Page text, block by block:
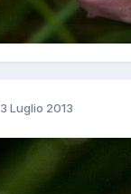
3 Luglio 2013